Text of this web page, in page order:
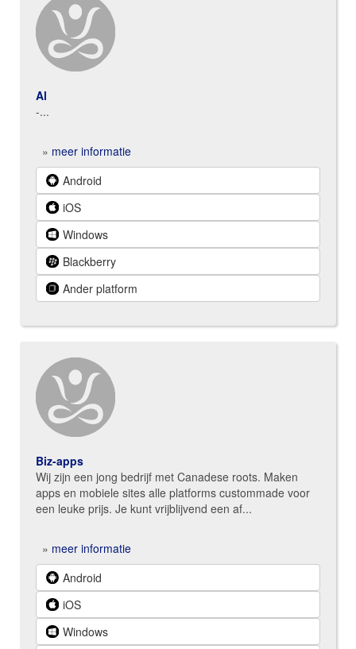
Al
-...
» meer informatie
Android
iOS
Windows
Blackberry
Ander platform
Biz-apps
Wij zijn een jong bedrijf met Canadese roots. Maken
apps en mobiele sites alle platforms custommade voor
een leuke prijs. Je kunt vrijblijvend een af...
» meer informatie
Android
iOS
Windows